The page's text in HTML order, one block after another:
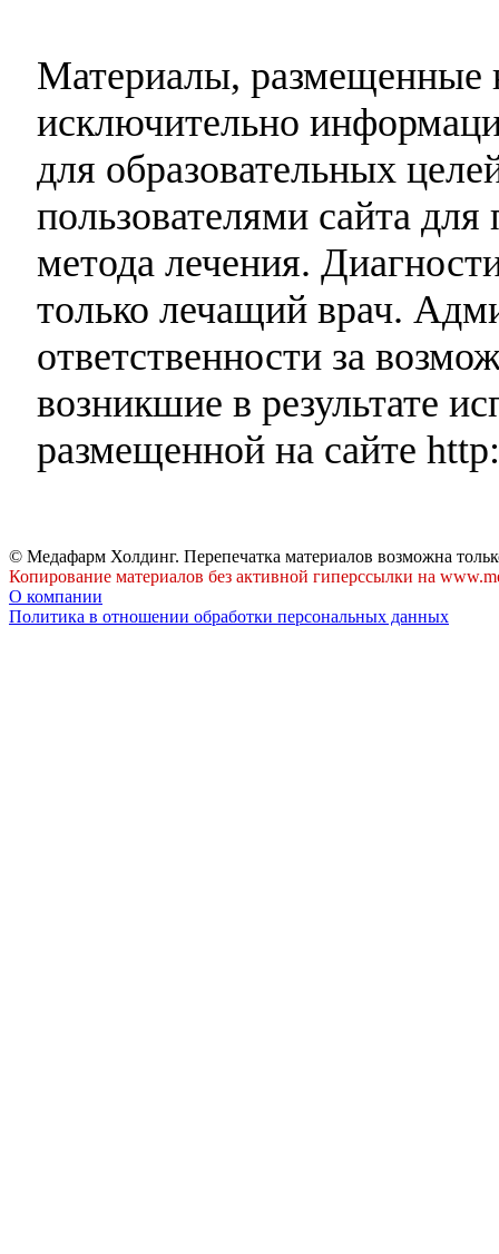
Материалы, размещенные
исключительно
для образовательных
пользователями сайта
метода лечения.
только лечащий врач.
ответственности за
возникшие в результате
размещенной на сайте
© Медафарм Холдинг. Перепечатка материалов возможна
Копирование материалов без активной гиперссылки на
О компании
Политика в отношении обработки персональных данных